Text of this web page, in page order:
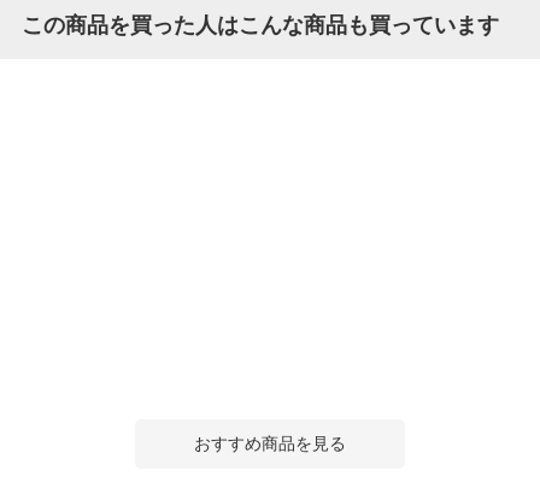
この商品を買った人はこんな商品も買っています
おすすめ商品を見る